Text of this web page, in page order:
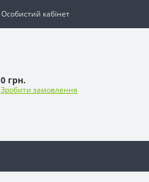
Особистий кабінет
0 грн.
Зробити замовлення